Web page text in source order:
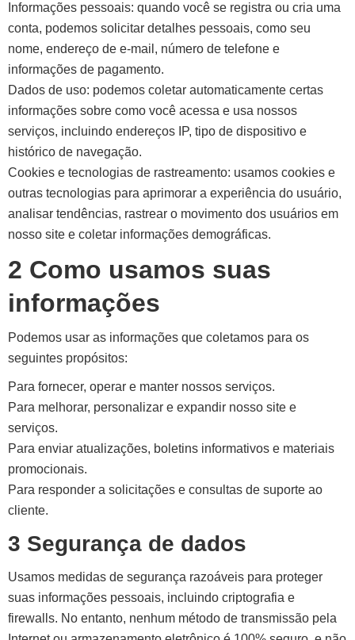
Informações pessoais: quando você se registra ou cria uma
conta, podemos solicitar detalhes pessoais, como seu
nome, endereço de e-mail, número de telefone e
informações de pagamento.
Dados de uso: podemos coletar automaticamente certas
informações sobre como você acessa e usa nossos
serviços, incluindo endereços IP, tipo de dispositivo e
histórico de navegação.
Cookies e tecnologias de rastreamento: usamos cookies e
outras tecnologias para aprimorar a experiência do usuário,
analisar tendências, rastrear o movimento dos usuários em
nosso site e coletar informações demográficas.
2 Como usamos suas
informações
Podemos usar as informações que coletamos para os
seguintes propósitos:
Para fornecer, operar e manter nossos serviços.
Para melhorar, personalizar e expandir nosso site e
serviços.
Para enviar atualizações, boletins informativos e materiais
promocionais.
Para responder a solicitações e consultas de suporte ao
cliente.
3 Segurança de dados
Usamos medidas de segurança razoáveis ​​para proteger
suas informações pessoais, incluindo criptografia e
firewalls. No entanto, nenhum método de transmissão pela